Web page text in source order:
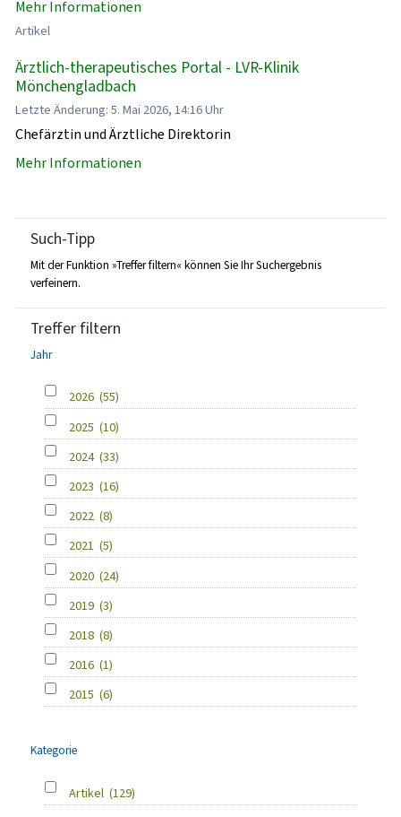
Mehr Informationen
Artikel
Ärztlich-therapeutisches Portal - LVR-Klinik
Mönchengladbach
Letzte Änderung: 5. Mai 2026, 14:16 Uhr
Chefärztin und Ärztliche Direktorin
Mehr Informationen
Such-Tipp
Mit der Funktion »Treffer filtern« können Sie Ihr Suchergebnis
verfeinern.
Treffer filtern
Jahr
2026 (55)
2025 (10)
2024 (33)
2023 (16)
2022 (8)
2021 (5)
2020 (24)
2019 (3)
2018 (8)
2016 (1)
2015 (6)
Kategorie
Artikel (129)